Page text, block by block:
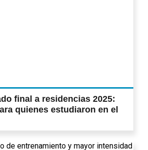
final a residencias 2025:
quienes estudiaron en el